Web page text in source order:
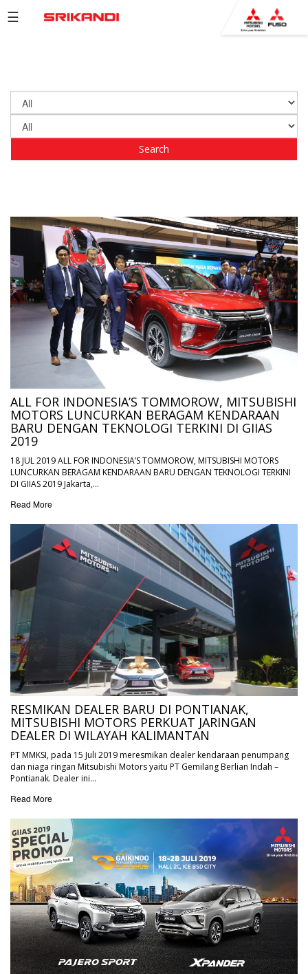
☰
COMPANY
NETWORK
NEWS
CONTACT
US
ALL FOR INDONESIA’S TOMMOROW, MITSUBISHI
MOTORS LUNCURKAN BERAGAM KENDARAAN
BARU DENGAN TEKNOLOGI TERKINI DI GIIAS
2019
18 JUL 2019 ALL FOR INDONESIA’S TOMMOROW, MITSUBISHI MOTORS
LUNCURKAN BERAGAM KENDARAAN BARU DENGAN TEKNOLOGI TERKINI
DI GIIAS 2019 Jakarta,…
Read More
RESMIKAN DEALER BARU DI PONTIANAK,
MITSUBISHI MOTORS PERKUAT JARINGAN
DEALER DI WILAYAH KALIMANTAN
PT MMKSI, pada 15 Juli 2019 meresmikan dealer kendaraan penumpang
dan niaga ringan Mitsubishi Motors yaitu PT Gemilang Berlian Indah –
Pontianak. Dealer ini…
Read More